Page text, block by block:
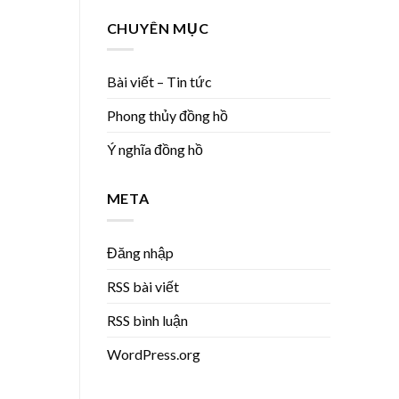
CHUYÊN MỤC
Bài viết – Tin tức
Phong thủy đồng hồ
Ý nghĩa đồng hồ
META
Đăng nhập
RSS bài viết
RSS bình luận
WordPress.org